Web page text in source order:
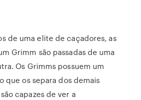
de uma elite de caçadores, as
Grimm são passadas de uma
Os Grimms possuem um
que os separa dos demais
capazes de ver a